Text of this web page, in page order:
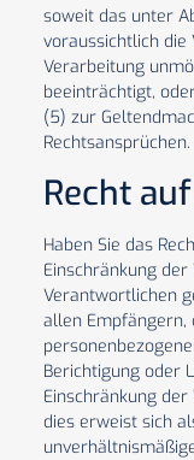
soweit das unter
voraussichtlich
Verarbeitung
beeinträchtigt,
(5) zur
Rechtsansprüchen.
Recht
Haben Sie das
Einschränkung
Verantwortlichen
allen Empfängern,
Berichtigung oder
Einschränkung
dies erweist sich